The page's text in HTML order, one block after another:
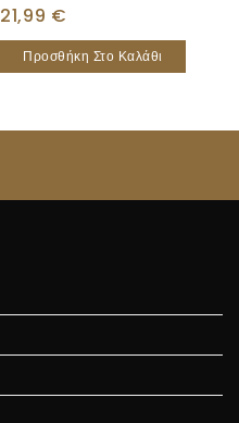
10000mAh
21,99 €
Προσθήκη Στο Καλάθι